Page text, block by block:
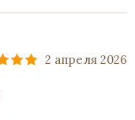
2 апреля 2026